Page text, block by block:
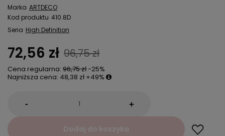
Marka ARTDECO
Kod produktu 410.8D
Seria High Definition
72,56 zł 96,75 zł
Cena regularna: 96,75 zł-25%
Najniższa cena: 48,38 zł +49%
- +
Dodaj do koszyka